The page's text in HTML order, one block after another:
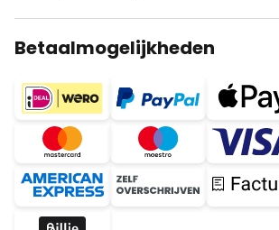
Betaalmogelijkheden